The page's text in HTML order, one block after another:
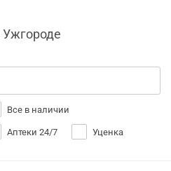
Ужгороде
Все в наличии
Аптеки 24/7 Уценка